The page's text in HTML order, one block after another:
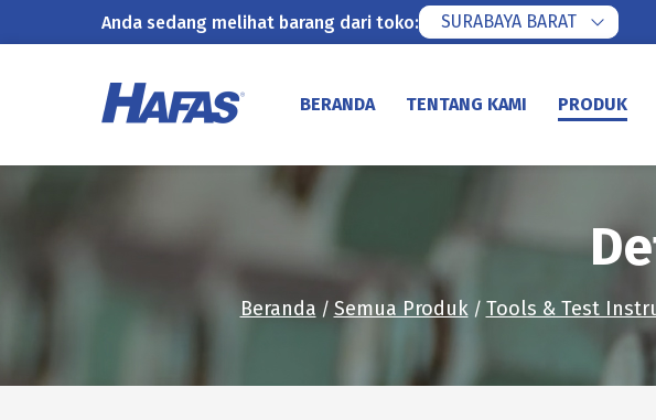
Anda sedang melihat barang dari toko: SURABAYA BARAT
BERANDA TENTANG KAMI PRODUK
Beranda / Semua Produk/ Tools & Test